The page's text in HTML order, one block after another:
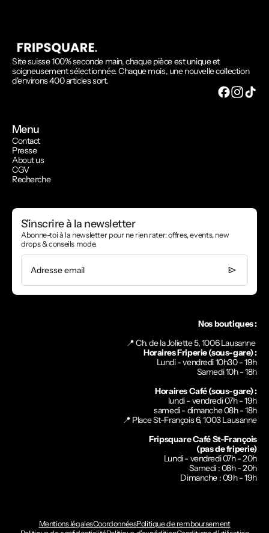
Site suisse 100% seconde main, chaque pièce est unique et
soigneusement sélectionnée. Chaque mois, une nouvelle collection
d'environs 400 articles sort.
Menu
Contact
Presse
About us
CGV
Recherche
S'inscrire à la newsletter
Abonne-toi à la newsletter pour ne rien rater: offres, events, new
drops & conseils mode.
Adresse email
Nos boutiques :
📍 Ch. de la Joliette 5, 1006 Lausanne
Horaires Friperie (sous-gare) :
Lundi - vendredi 10h30 - 19h
Samedi 10h - 18h
Horaires Café (sous-gare) :
lundi - vendredi 07h - 19h
samedi - dimanche 08h - 18h
📍 Place St-François 6, 1003 Lausanne
Fripsquare Café St-François
(pas de friperie)
Lundi - vendredi 07h - 20h
Samedi : 08h - 20h
Dimanche : 09h - 19h
Mentions légalesCoordonnéesPolitique de remboursement